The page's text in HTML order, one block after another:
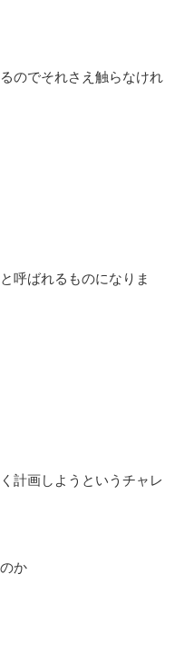
のでそれさえ触らなけれ
呼ばれるものになりま
計画しようというチャレ
か